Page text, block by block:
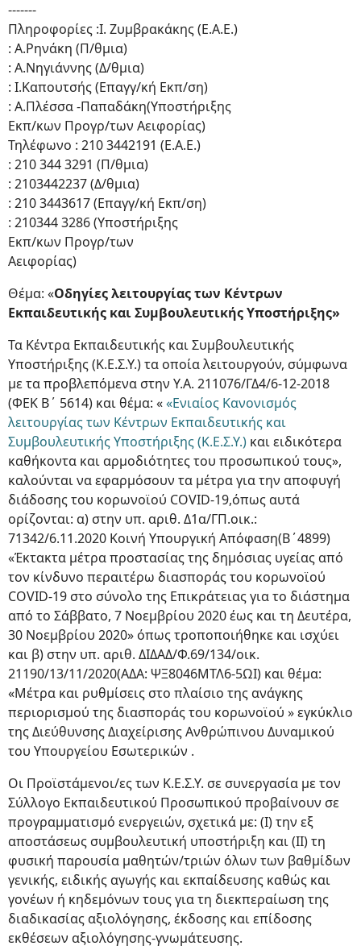
-------
Πληροφορίες :Ι. Ζυμβρακάκης (Ε.Α.Ε.)
: Α.Ρηνάκη (Π/θμια)
: Α.Νηγιάννης (Δ/θμια)
: Ι.Καπουτσής (Επαγγ/κή Εκπ/ση)
: Α.Πλέσσα -Παπαδάκη(Υποστήριξης
Εκπ/κων Προγρ/των Αειφορίας)
Τηλέφωνο : 210 3442191 (Ε.Α.Ε.)
: 210 344 3291 (Π/θμια)
: 2103442237 (Δ/θμια)
: 210 3443617 (Επαγγ/κή Εκπ/ση)
: 210344 3286 (Υποστήριξης
Εκπ/κων Προγρ/των
Αειφορίας)
Θέμα: «Οδηγίες λειτουργίας των Κέντρων
Εκπαιδευτικής και Συμβουλευτικής Υποστήριξης»
Τα Κέντρα Εκπαιδευτικής και Συμβουλευτικής
Υποστήριξης (Κ.Ε.Σ.Υ.) τα οποία λειτουργούν, σύμφωνα
με τα προβλεπόμενα στην Υ.Α. 211076/ΓΔ4/6-12-2018
(ΦΕΚ Β΄ 5614) και θέμα: ««Ενιαίος Κανονισμός
λειτουργίας των Κέντρων Εκπαιδευτικής και
Συμβουλευτικής Υποστήριξης (Κ.Ε.Σ.Υ.) και ειδικότερα
καθήκοντα και αρμοδιότητες του προσωπικού τους»,
καλούνται να εφαρμόσουν τα μέτρα για την αποφυγή
διάδοσης του κορωνοϊού COVID-19,όπως αυτά
ορίζονται: α) στην υπ. αριθ. Δ1α/ΓΠ.οικ.:
71342/6.11.2020 Κοινή Υπουργική Απόφαση(Β΄4899)
«Έκτακτα μέτρα προστασίας της δημόσιας υγείας από
τον κίνδυνο περαιτέρω διασποράς του κορωνοϊού
COVID-19 στο σύνολο της Επικράτειας για το διάστημα
από το Σάββατο, 7 Νοεμβρίου 2020 έως και τη Δευτέρα,
30 Νοεμβρίου 2020» όπως τροποποιήθηκε και ισχύει
και β) στην υπ. αριθ. ΔΙΔΑΔ/Φ.69/134/οικ.
21190/13/11/2020(ΑΔΑ: ΨΞ8046ΜΤΛ6-5ΩΙ) και θέμα:
«Μέτρα και ρυθμίσεις στο πλαίσιο της ανάγκης
περιορισμού της διασποράς του κορωνοϊού » εγκύκλιο
της Διεύθυνσης Διαχείρισης Ανθρώπινου Δυναμικού
του Υπουργείου Εσωτερικών .
Οι Προϊστάμενοι/ες των Κ.Ε.Σ.Υ. σε συνεργασία με τον
Σύλλογο Εκπαιδευτικού Προσωπικού προβαίνουν σε
προγραμματισμό ενεργειών, σχετικά με: (Ι) την εξ
αποστάσεως συμβουλευτική υποστήριξη και (ΙΙ) τη
φυσική παρουσία μαθητών/τριών όλων των βαθμίδων
γενικής, ειδικής αγωγής και εκπαίδευσης καθώς και
γονέων ή κηδεμόνων τους για τη διεκπεραίωση της
διαδικασίας αξιολόγησης, έκδοσης και επίδοσης
εκθέσεων αξιολόγησης-γνωμάτευσης.